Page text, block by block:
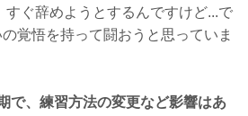
すぐ辞めようとするんですけど...で
覚悟を持って闘おうと思っていま
で、練習方法の変更など影響はあ